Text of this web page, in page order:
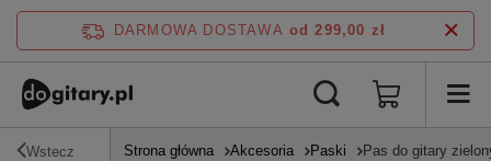
DARMOWA DOSTAWA od 299,00 zł
Wstecz Strona główna Akcesoria Paski Pas do gitary